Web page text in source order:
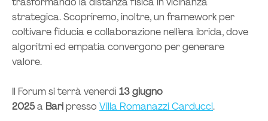
trasformando la distanza fisica in vicinanza
strategica. Scopriremo, inoltre, un framework per
coltivare fiducia e collaborazione nell’era ibrida, dove
algoritmi ed empatia convergono per generare
valore.
Il Forum si terrà venerdì 13 giugno
2025a Bari presso Villa Romanazzi Carducci.